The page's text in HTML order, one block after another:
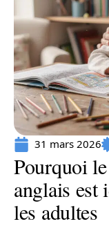
31 mars 2026
Pourquoi
anglais est
les adultes